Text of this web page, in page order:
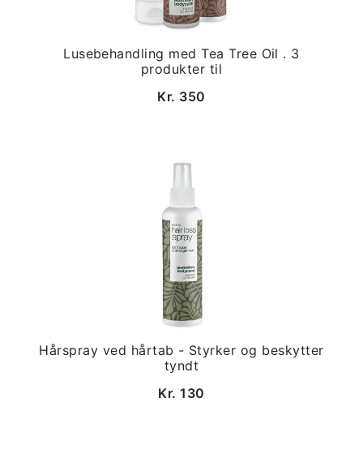
Lusebehandling med Tea Tree Oil . 3
produkter til
Kr. 350
Hårspray ved hårtab - Styrker og beskytter
tyndt
Kr. 130